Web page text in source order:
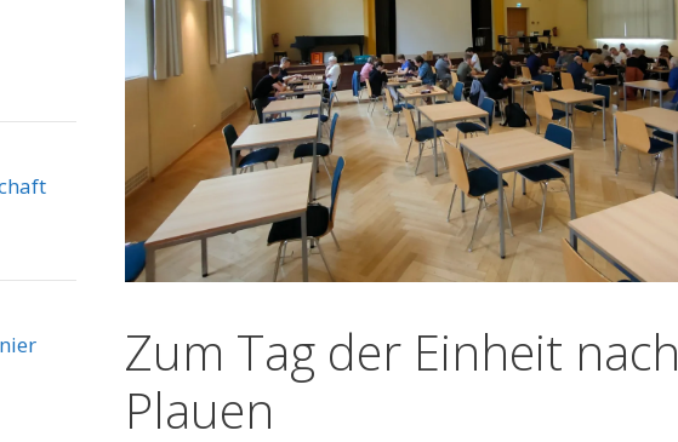
Zum Tag der Einheit nach
Plauen